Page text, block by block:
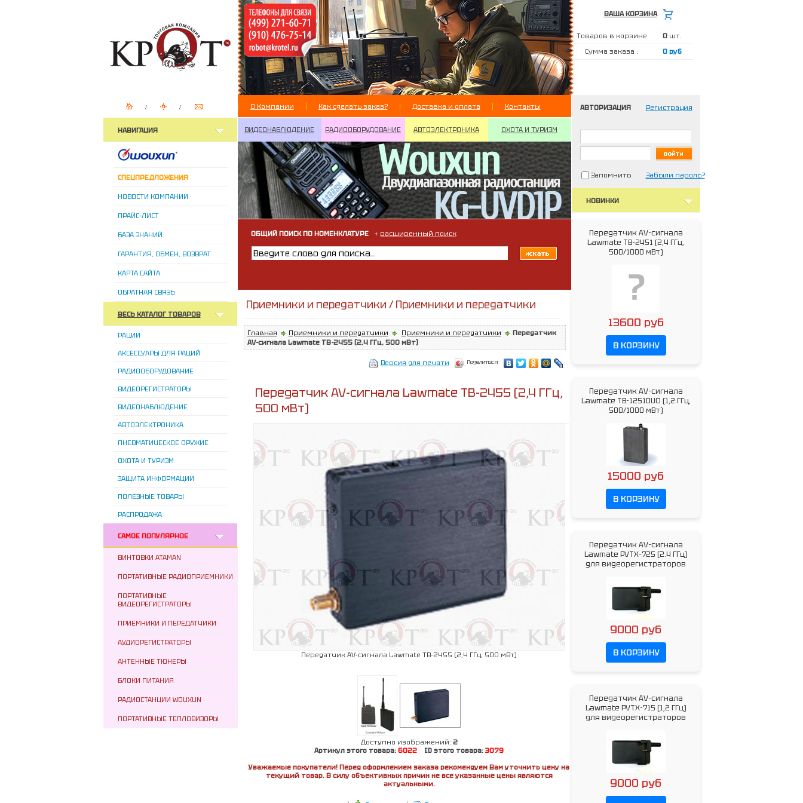
ВАША КОРЗИНА
Товаров в корзине 0 шт.
Сумма заказа :
0 руб
О Компании Как сделать заказ? Доставка и оплата Контакты
НАВИГАЦИЯ
СПЕЦПРЕДЛОЖЕНИЯ
НОВОСТИ КОМПАНИИ
ПРАЙС-ЛИСТ
БАЗА ЗНАНИЙ
ГАРАНТИЯ, ОБМЕН, ВОЗВРАТ
КАРТА САЙТА
ОБРАТНАЯ СВЯЗЬ
ВЕСЬ КАТАЛОГ ТОВАРОВ
РАЦИИ
АКСЕССУАРЫ ДЛЯ РАЦИЙ
РАДИООБОРУДОВАНИЕ
ВИДЕОРЕГИСТРАТОРЫ
ВИДЕОНАБЛЮДЕНИЕ
АВТОЭЛЕКТРОНИКА
ПНЕВМАТИЧЕСКОЕ ОРУЖИЕ
ОХОТА И ТУРИЗМ
ЗАЩИТА ИНФОРМАЦИИ
ПОЛЕЗНЫЕ ТОВАРЫ
РАСПРОДАЖА
САМОЕ ПОПУЛЯРНОЕ
ВИНТОВКИ ATAMAN
ПОРТАТИВНЫЕ РАДИОПРИЕМНИКИ
ПОРТАТИВНЫЕ
ВИДЕОРЕГИСТРАТОРЫ
ПРИЕМНИКИ И ПЕРЕДАТЧИКИ
АУДИОРЕГИСТРАТОРЫ
АНТЕННЫЕ ТЮНЕРЫ
БЛОКИ ПИТАНИЯ
РАДИОСТАНЦИИ WOUXUN
ПОРТАТИВНЫЕ ТЕПЛОВИЗОРЫ
ВИДЕОНАБЛЮДЕНИЕ РАДИООБОРУДОВАНИЕ АВТОЭЛЕКТРОНИКА ОХОТА И ТУРИЗМ
ОБЩИЙ ПОИСК ПО НОМЕНКЛАТУРЕ+ расширенный поиск
Приемники и передатчики / Приемники и передатчики
Главная Приемники и передатчики Приемники и передатчики
Передатчик
AV-сигнала Lawmate TB-2455 (2,4 ГГц, 500 мВт)
Версия для печати Поделиться
Передатчик AV-сигнала Lawmate TB-2455 (2,4 ГГц,
500 мВт)
Передатчик AV-сигнала Lawmate TB-2455 (2,4 ГГц, 500 мВт)
Доступно изображений: 2
Артикул этого товара: 6022 ID этого товара: 3079
Уважаемые покупатели! Перед оформлением заказа рекомендуем Вам уточнить цену на
текущий товар. В силу объективных причин не все указанные цены являются
актуальными.
АВТОРИЗАЦИЯ Регистрация
Запомнить Забыли пароль?
НОВИНКИ
Передатчик AV-сигнала
Lawmate TB-2451 (2,4 ГГц,
500/1000 мВт)
13600 руб
В КОРЗИНУ
Передатчик AV-сигнала
Lawmate TB-1251DUO (1,2 ГГц,
500/1000 мВт)
15000 руб
В КОРЗИНУ
Передатчик AV-сигнала
Lawmate PVTX-725 (2.4 ГГц)
для видеорегистраторов
9000 руб
В КОРЗИНУ
Передатчик AV-сигнала
Lawmate PVTX-715 (1,2 ГГц)
для видеорегистраторов
9000 руб